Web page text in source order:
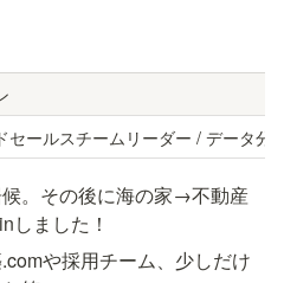
セールスチームリーダー / データ分
。その後に海の家→不動産
しました！
や採用チーム、少しだけ